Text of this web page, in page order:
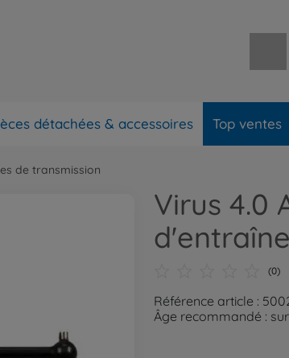
détachées & accessoires Top ventes
de transmission
Virus 4.0
(0)
Référence article :
Âge recommandé : sur